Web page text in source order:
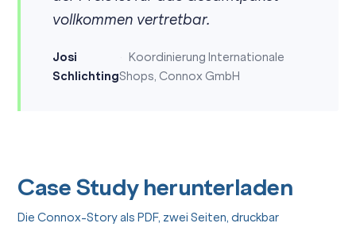
vollkommen vertretbar.
Josi
Schlichting
Koordinierung Internationale
Shops, Connox GmbH
Case Study herunterladen
Die Connox-Story als PDF, zwei Seiten, druckbar